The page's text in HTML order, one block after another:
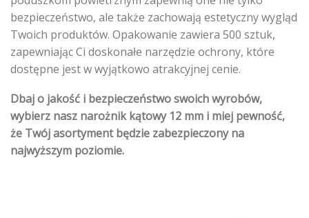
bezpieczeństwo, ale także zachowają estetyczny wygląd
Twoich produktów. Opakowanie zawiera 500 sztuk,
zapewniając Ci doskonałe narzędzie ochrony, które
dostępne jest w wyjątkowo atrakcyjnej cenie.
Dbaj o jakość i bezpieczeństwo swoich wyrobów,
wybierz nasz narożnik kątowy 12 mm i miej pewność,
że Twój asortyment będzie zabezpieczony na
najwyższym poziomie.